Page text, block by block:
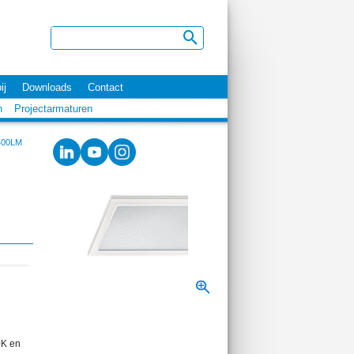
Downloads
Contact
Projectarmaturen
en